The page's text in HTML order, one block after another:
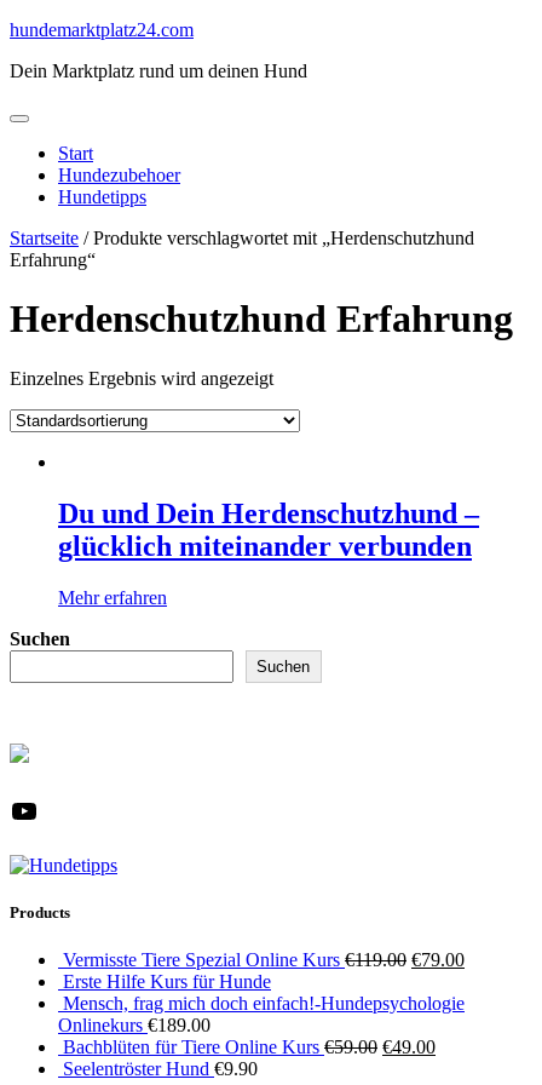
Skip
content
hundemarktplatz24.com
Dein Marktplatz rund um deinen Hund
Start
Hundezubehoer
Hundetipps
Startseite / Produkte verschlagwortet mit „Herdenschutzhund
Erfahrung“
Herdenschutzhund Erfahrung
Einzelnes Ergebnis wird angezeigt
Du und Dein Herdenschutzhund –
glücklich miteinander verbunden
Mehr erfahren
Suchen
Suchen
YouTube
Products
Vermisste Tiere Spezial Online Kurs €119.00 Ursprünglicher
war:
€79.00Aktueller
ist:
Erste Hilfe Kurs für Hunde
Mensch, frag mich doch einfach!-Hundepsychologie
Onlinekurs €189.00
Bachblüten für Tiere Online Kurs €59.00 Ursprünglicher
€49.00Aktueller
Seelentröster Hund €9.90